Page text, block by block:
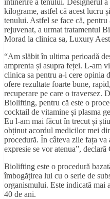
kilograme, astfel că acest lucru
tenului. Astfel se face că, pentru
rejuvenat, a urmat tratamentul
Morad la clinica sa, Luxury
“Am slăbit în ultima perioadă
amprenta și asupra feței. L-am
clinica sa pentru a-i cere opinia
ofere rezultate foarte bune,
recuperare pe care o traversez.
Biolifting, pentru că este o
cocktail de vitamine și plasma
Eu l-am mai făcut în trecut și
obținut acordul medicilor mei
procedură. În câteva zile fața
expresie se vor atenua”,
Biolifting este o procedură
îmbogățirea lui cu o serie de
organismului. Este indicată mai
40 de ani.